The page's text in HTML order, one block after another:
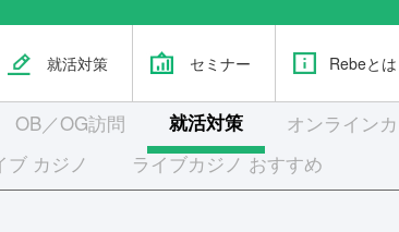
就活対策 セミナー Rebeとは
OB／OG訪問 就活対策
オンライン
ブ カジノ ライブカジノ おすすめ